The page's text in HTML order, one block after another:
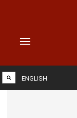
Toggle
ENGLISH